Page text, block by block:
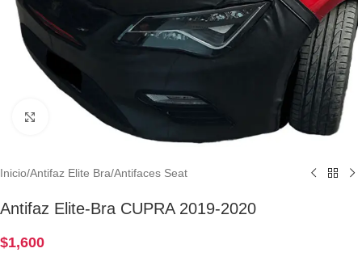
Clic para ampliar
Inicio/Antifaz Elite Bra/Antifaces Seat
Antifaz Elite-Bra CUPRA 2019-2020
$1,600